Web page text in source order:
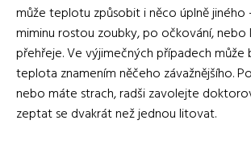
může teplotu způsobit i něco úplně jiného
miminu rostou zoubky, po očkování, nebo
přehřeje. Ve výjimečných případech může
teplota znamením něčeho závažnějšího.
nebo máte strach, radši zavolejte
zeptat se dvakrát než jednou litovat.